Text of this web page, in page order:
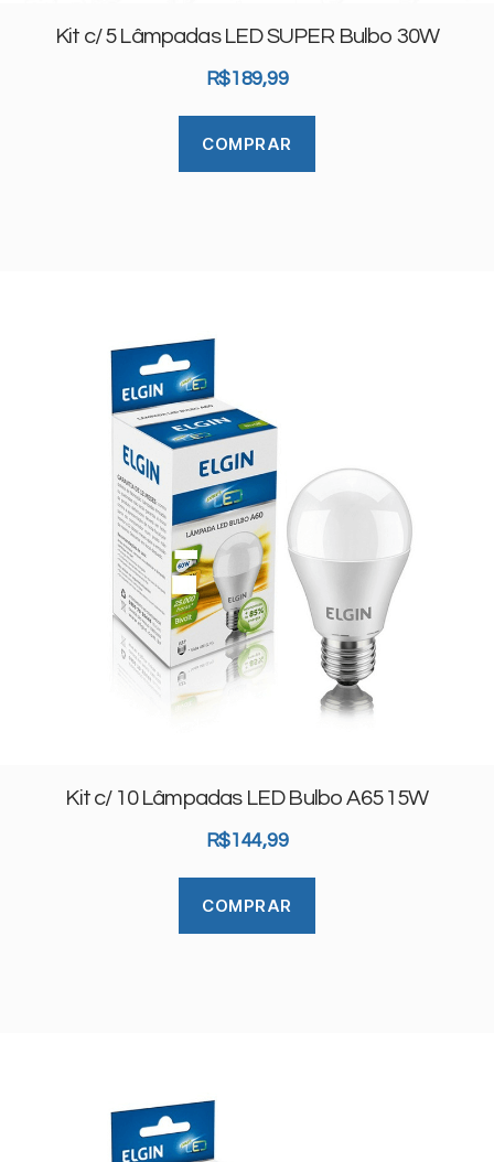
Kit c/ 5 Lâmpadas LED SUPER Bulbo 30W
R$189,99
COMPRAR
Kit c/ 10 Lâmpadas LED Bulbo A65 15W
R$144,99
COMPRAR